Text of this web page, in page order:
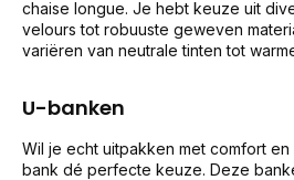
chaise longue. Je hebt keuze uit
velours tot robuuste geweven
variëren van neutrale tinten tot
U-banken
Wil je echt uitpakken met comfort en
bank dé perfecte keuze. Deze